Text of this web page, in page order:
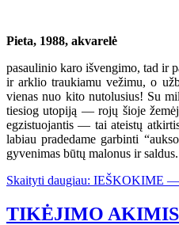
Pieta, 1988, akvarelė
pasaulinio karo išvengimo, tad ir
ir arklio traukiamu vežimu, o
vienas nuo kito nutolusius! Su
tiesiog utopiją — rojų šioje
egzistuojantis — tai ateistų
labiau pradedame garbinti
gyvenimas būtų malonus ir saldus.
Skaityti daugiau: IEŠKOKIME
TIKĖJIMO AKIMIS